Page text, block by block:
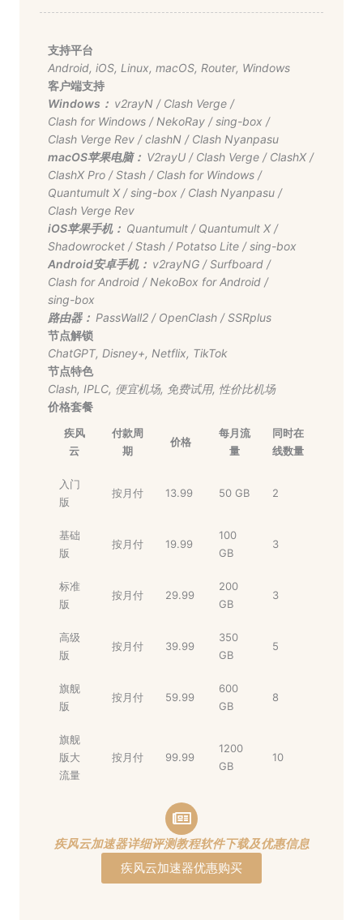
支持平台
Android, iOS, Linux, macOS, Router, Windows
客户端支持
Windows： v2rayN/ Clash Verge/
Clash for Windows/ NekoRay/sing-box/
Clash Verge Rev/clashN/ Clash Nyanpasu
macOS苹果电脑： V2rayU/ Clash Verge/ ClashX/
ClashX Pro/Stash/ Clash for Windows/
Quantumult X/sing-box/ Clash Nyanpasu/
Clash Verge Rev
iOS苹果手机： Quantumult/ Quantumult X/
Shadowrocket/Stash/ Potatso Lite/sing-box
Android安卓手机： v2rayNG/Surfboard/
Clash for Android/ NekoBox for Android/
sing-box
路由器： PassWall2/ OpenClash/SSRplus
节点解锁
ChatGPT, Disney+, Netflix, TikTok
节点特色
Clash, IPLC, 便宜机场, 免费试用, 性价比机场
价格套餐
疾风
云
付款周
期
价格
每月流
量
同时在
线数量
入门
版
按月付 13.99 50 GB 2
基础
版
按月付 19.99
100
GB
3
标准
版
按月付 29.99
200
GB
3
高级
版
按月付 39.99
350
GB
5
旗舰
版
按月付 59.99
600
GB
8
旗舰
版大
流量
按月付 99.99
1200
GB
10
疾风云加速器详细评测教程软件下载及优惠信息
疾风云加速器优惠购买